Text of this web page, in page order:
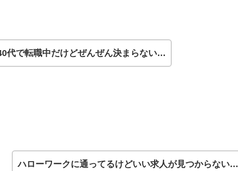
代で転職中だけどぜんぜん決まらない…
ハローワークに通ってるけどいい求人が見つからない…